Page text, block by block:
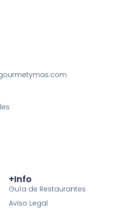
+info
Guía de Restaurantes
Aviso Legal